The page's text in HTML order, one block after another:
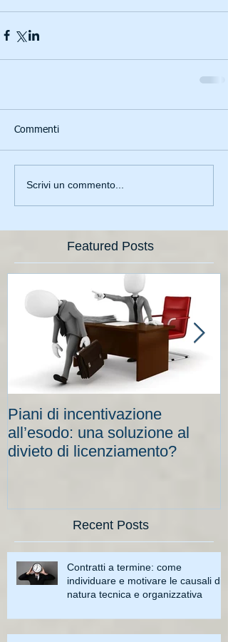
Commenti
Scrivi un commento...
Featured Posts
Piani di incentivazione
all’esodo: una soluzione al
divieto di licenziamento?
Recent Posts
Contratti a termine: come
individuare e motivare le causali di
natura tecnica e organizzativa